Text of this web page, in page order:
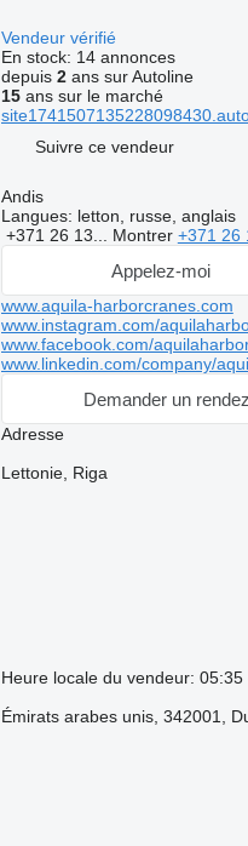
Vendeur vérifié
En stock: 14 annonces
depuis 2ans sur Autoline
15ans sur le marché
Suivre ce vendeur
Andis
Langues: letton, russe, anglais
+371 26 13... Montrer +371 26
Appelez-moi
www.aquila-harborcranes.com
www.instagram.com/
www.facebook.com/
www.linkedin.com/company/
Demander un
Adresse
Lettonie, Riga
Heure locale du vendeur: 05:35
Émirats arabes unis, 342001,